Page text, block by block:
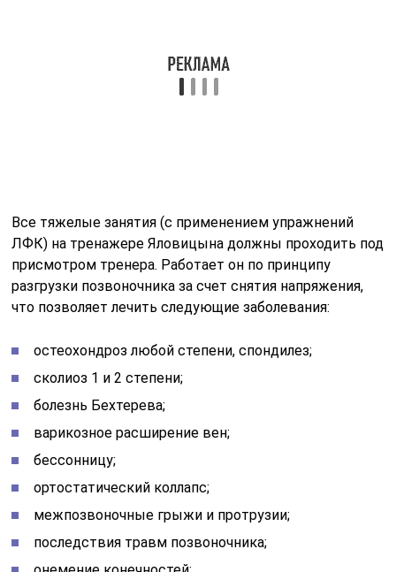
ортостатический коллапс;
межпозвоночные грыжи и протрузии;
последствия травм позвоночника;
онемение конечностей;
частые мигрени;
усталость мышц.